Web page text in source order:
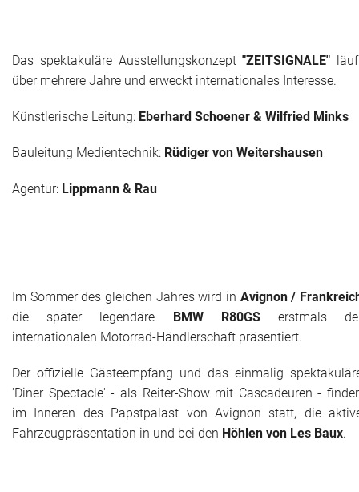
Das spektakuläre Ausstellungskonzept"ZEITSIGNALE"
über mehrere Jahre und erweckt internationales Interesse.
Künstlerische Leitung: Eberhard Schoener & Wilfried Minks
Bauleitung Medientechnik: Rüdiger von Weitershausen
Agentur: Lippmann & Rau
Im Sommer des gleichen Jahres wird in Avignon /
die später legendäre BMW R80GSerstmals
internationalen Motorrad-Händlerschaft präsentiert.
Der offizielle Gästeempfang und das einmalig
'Diner Spectacle' - als Reiter-Show mit Cascadeuren -
im Inneren des Papstpalast von Avignon statt, die
Fahrzeugpräsentation in und bei den Höhlen von Les Baux.